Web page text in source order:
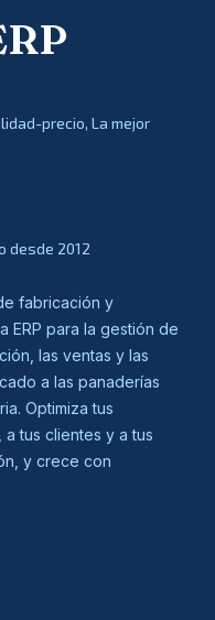
precio, La mejor
desde 2012
fabricación y
ERP para la gestión de
las ventas y las
a las panaderías
Optimiza tus
tus clientes y a tus
y crece con